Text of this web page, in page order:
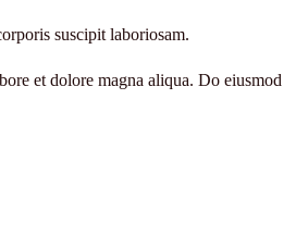
suscipit laboriosam.
et dolore magna aliqua. Do eiusmod